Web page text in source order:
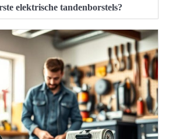
elektrische tandenborstels?